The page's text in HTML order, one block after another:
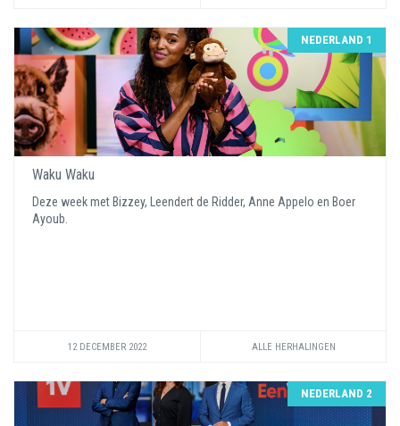
NEDERLAND 1
Waku Waku
Deze week met Bizzey, Leendert de Ridder, Anne Appelo en Boer
Ayoub.
12 DECEMBER 2022 ALLE HERHALINGEN
NEDERLAND 2